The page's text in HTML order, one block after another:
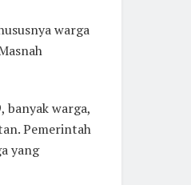
warga
banyak warga,
Pemerintah
yang